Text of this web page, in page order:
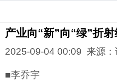
产业向“新”向“绿”折
2025-09-04 00:09 来源：
■李乔宇